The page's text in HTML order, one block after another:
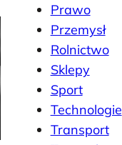
Prawo
Przemysł
Rolnictwo
Sklepy
Sport
Technologie
Transport